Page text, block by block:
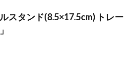
スタンド(8.5×17.5cm) トレー